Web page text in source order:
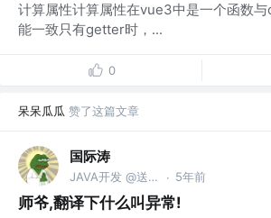
计算属性计算属性在vue3中是一个函数
能一致只有getter时，...
0
呆呆瓜瓜 赞了这篇文章
国际涛
JAVA开发 @送快递的 · 5年前
师爷,翻译下什么叫异常!